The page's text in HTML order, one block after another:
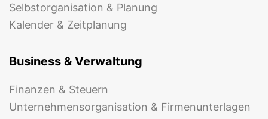
Selbstorganisation & Planung
Kalender & Zeitplanung
Business & Verwaltung
Finanzen & Steuern
Unternehmensorganisation & Firmenunterlagen